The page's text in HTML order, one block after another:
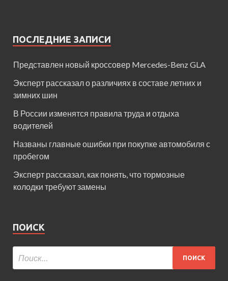
ПОСЛЕДНИЕ ЗАПИСИ
Представлен новый кроссовер Mercedes-Benz GLA
Эксперт рассказал о различиях в составе летних и
зимних шин
В России изменятся правила труда и отдыха
водителей
Названы главные ошибки при покупке автомобиля с
пробегом
Эксперт рассказал, как понять, что тормозные
колодки требуют замены
ПОИСК